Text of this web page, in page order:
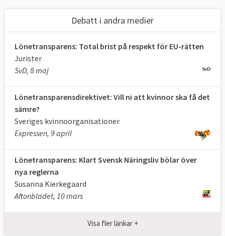
jämställdhet samt att en
jämställdhetsaspekt ska ingå i all EU:s
verksamhet.
EU:s jämställdhetsarbete sker genom
uppfylla, samt genom handlingsprogram
som sträcker sig över flera år.
Våld mot kvinnorär ett problem i samtliga
EU-länder. Nästan
(2014) är eller har varit utsatta för fysiskt
våld och tio procent för sexuellt våld.
Hundratusentals kvinnor och flickor faller
dessutom varje år offer för människohandel.
Debatt i andra medier
Lönetransparens: Total brist på respekt för EU-rätten
Jurister
SvD, 8 maj
Lönetransparensdirektivet: Vill ni att kvinnor ska få det
sämre?
Sveriges kvinnoorganisationer
Expressen, 9 april
Lönetransparens: Klart Svensk Näringsliv bölar över
nya reglerna
Susanna Kierkegaard
Aftonbladet, 10 mars
Visa fler länkar +